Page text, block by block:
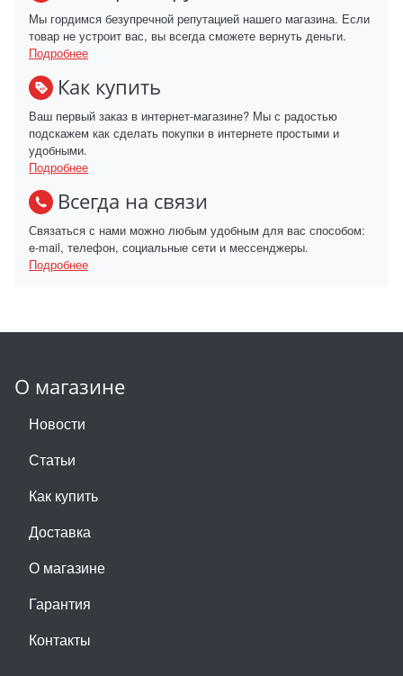
Мы гордимся безупречной репутацией нашего магазина. Если
товар не устроит вас, вы всегда сможете вернуть деньги.
Подробнее
Как купить
Ваш первый заказ в интернет-магазине? Мы с радостью
подскажем как сделать покупки в интернете простыми и
удобными.
Подробнее
Всегда на связи
Связаться с нами можно любым удобным для вас способом:
e-mail, телефон, социальные сети и мессенджеры.
Подробнее
О магазине
Новости
Статьи
Как купить
Доставка
О магазине
Гарантия
Контакты